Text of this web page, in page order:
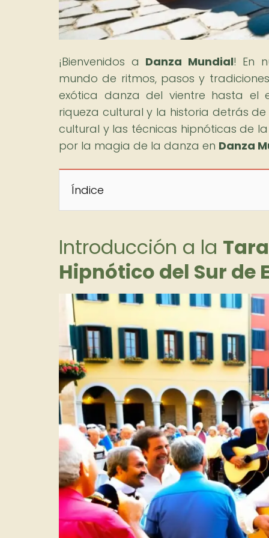
¡Bienvenidos a Danza Mundial! En
mundo de ritmos, pasos y
exótica danza del vientre hasta el
riqueza cultural y la historia detrás
cultural y las técnicas hipnóticas de
por la magia de la danza en Danza
Índice
Introducción a la
Hipnótico del Sur de